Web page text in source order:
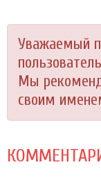
Уважаемый
Мы
своим